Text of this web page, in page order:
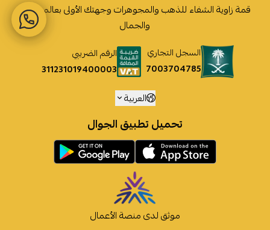
قمة زاوية الشفاء للذهب والمجوهرات وجهتك الأولى بعالم الأناقة
والجمال
السجل التجاري
7003704785
الرقم الضريبي
311231019400003
العربية
تحميل تطبيق الجوال
موثق لدى منصة الأعمال